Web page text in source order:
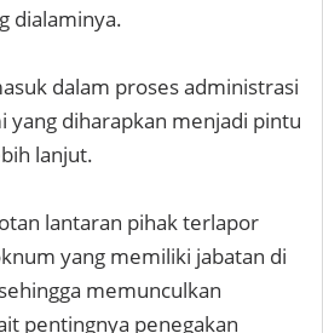
dialaminya.
dalam proses administrasi
yang diharapkan menjadi pintu
lanjut.
lantaran pihak terlapor
yang memiliki jabatan di
memunculkan
pentingnya penegakan